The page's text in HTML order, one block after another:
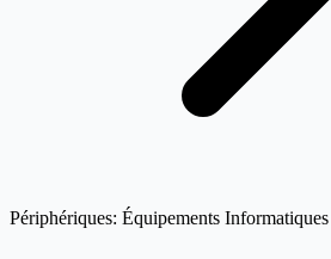
Périphériques: Équipements Informatiques